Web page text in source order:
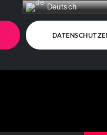
Deutsch